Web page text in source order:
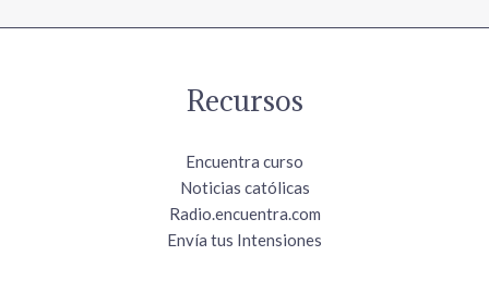
Recursos
Encuentra curso
Noticias católicas
Radio.encuentra.com
Envía tus Intensiones